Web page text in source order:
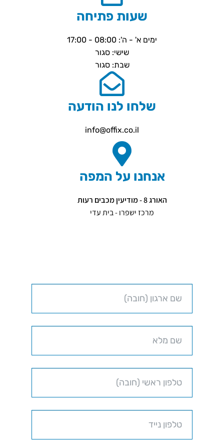
שעות פתיחה
ימים א' - ה': 08:00 - 17:00
שישי: סגור
שבת: סגור
שלחו לנו הודעה
info@offix.co.il
אנחנו על המפה
האורג 8 - מודיעין מכבים רעות
מרכז ישפרו - בית עדי